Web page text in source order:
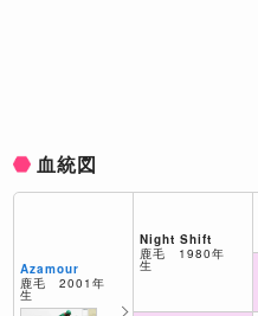
血統図
Azamour
鹿毛 2001年
生
Night Shift
鹿毛 1980年
生